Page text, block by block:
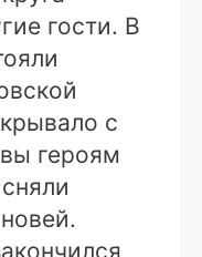
гости. В
с
героям